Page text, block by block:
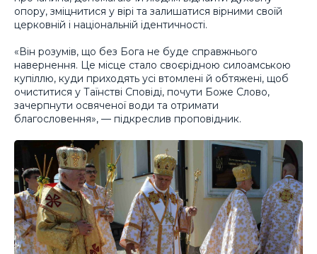
опору, зміцнитися у вірі та залишатися вірними своїй
церковній і національній ідентичності.
«Він розумів, що без Бога не буде справжнього
навернення. Це місце стало своєрідною силоамською
купіллю, куди приходять усі втомлені й обтяжені, щоб
очиститися у Таїнстві Сповіді, почути Боже Слово,
зачерпнути освяченої води та отримати
благословення», — підкреслив проповідник.